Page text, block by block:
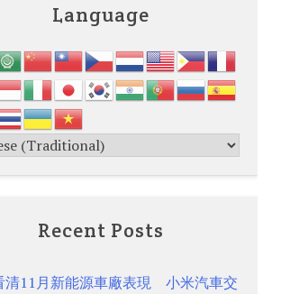
Language
Recent Posts
清11月新能源車廠表現 小米汽車交